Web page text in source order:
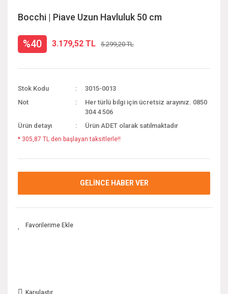
Bocchi | Piave Uzun Havluluk 50 cm
%40 3.179,52 TL 5.299,20 TL
Stok Kodu
3015-0013
Not
Her türlü bilgi için ücretsiz arayınız. 0850
304 4 506
Ürün detayı
Ürün ADET olarak satılmaktadır
* 305,87 TL den başlayan taksitlerle!!
GELİNCE HABER VER
Karşılaştır